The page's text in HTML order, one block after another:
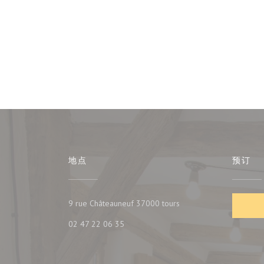
地点
9 rue Châteauneuf 37000 tours((在新窗口中打开))
02 47 22 06 35
预订